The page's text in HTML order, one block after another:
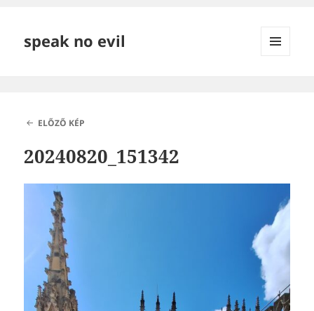
speak no evil
ELŐZŐ KÉP
20240820_151342